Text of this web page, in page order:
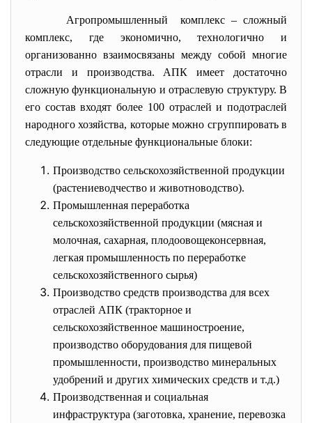
Агропромышленный комплекс – сложный
комплекс, где экономично, технологично и
организованно взаимосвязаны между собой многие
отрасли и производства. АПК имеет достаточно
сложную функциональную и отраслевую структуру. В
его состав входят более 100 отраслей и подотраслей
народного хозяйства, которые можно сгруппировать в
следующие отдельные функциональные блоки:
Производство сельскохозяйственной продукции
(растениеводчество и животноводство).
Промышленная переработка
сельскохозяйственной продукции (мясная и
молочная, сахарная, плодоовощеконсервная,
легкая промышленность по переработке
сельскохозяйственного сырья)
Производство средств производства для всех
отраслей АПК (тракторное и
сельскохозяйственное машиностроение,
производство оборудования для пищевой
промышленности, производство минеральных
удобрений и других химических средств и т.д.)
Производственная и социальная
инфраструктура (заготовка, хранение, перевозка